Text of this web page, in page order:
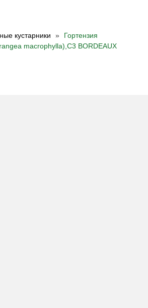
кустарники
Гортензия
macrophylla),C3 BORDEAUX